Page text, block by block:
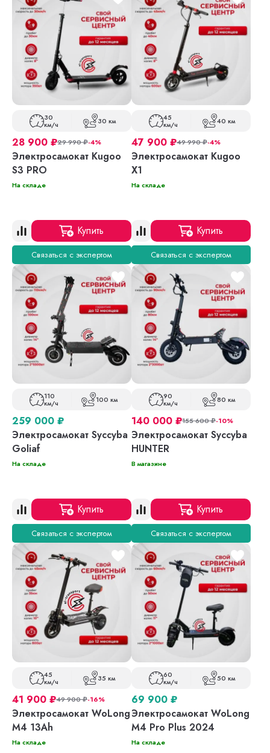
30
км/ч 30 км
28 900 ₽29 990₽-4%
Электросамокат Kugoo
S3 PRO
На складе
Купить
Связаться с экспертом
45
км/ч 40 км
47 900 ₽49 990₽-4%
Электросамокат Kugoo
X1
На складе
Купить
Связаться с экспертом
110
км/ч 100 км
259 000 ₽
Электросамокат Syccyba
Goliaf
На складе
Купить
Связаться с экспертом
90
км/ч 80 км
140 000 ₽155 600₽-10%
Электросамокат Syccyba
HUNTER
В магазине
Купить
Связаться с экспертом
45
км/ч 35 км
41 900 ₽49 900₽-16%
Электросамокат WoLong
M4 13Ah
На складе
60
км/ч 50 км
69 900 ₽
Электросамокат WoLong
M4 Pro Plus 2024
На складе